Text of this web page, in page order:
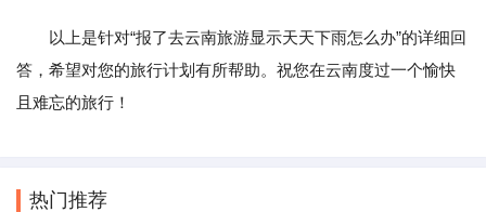
以上是针对“报了去云南旅游显示天天下雨怎么办”的详细回
答，希望对您的旅行计划有所帮助。祝您在云南度过一个愉快
且难忘的旅行！
热门推荐